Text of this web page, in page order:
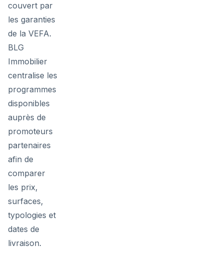
couvert par
les garanties
de la VEFA.
BLG
Immobilier
centralise les
programmes
disponibles
auprès de
promoteurs
partenaires
afin de
comparer
les prix,
surfaces,
typologies et
dates de
livraison.